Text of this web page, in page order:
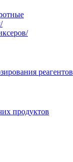
реагентов
продуктов